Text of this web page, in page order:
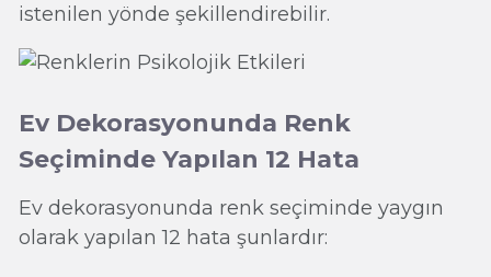
istenilen yönde şekillendirebilir.
Ev Dekorasyonunda Renk
Seçiminde Yapılan 12 Hata
Ev dekorasyonunda renk seçiminde yaygın
olarak yapılan 12 hata şunlardır: